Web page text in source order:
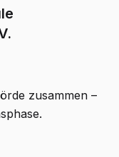
zusammen –